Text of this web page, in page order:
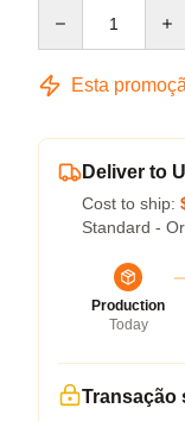
Esta
Deliver to
Cost to ship:
Standard -
Production
Today
Transação